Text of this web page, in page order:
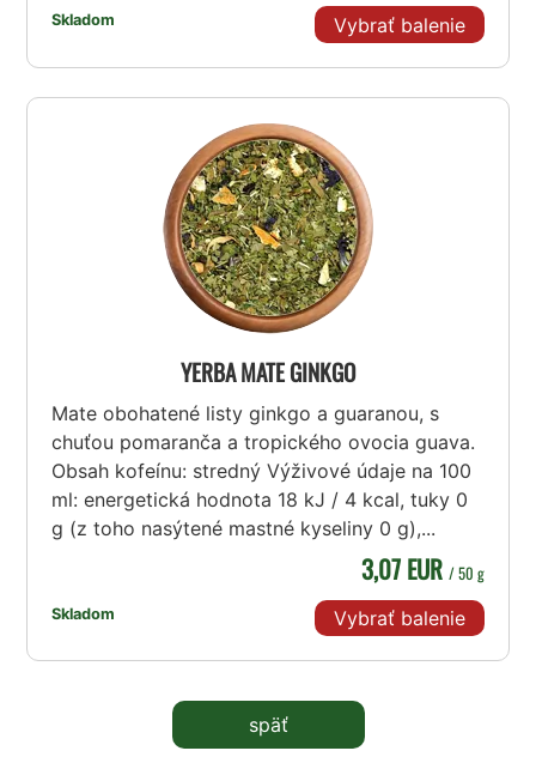
Skladom Vybrať balenie
YERBA MATE GINKGO
Mate obohatené listy ginkgo a guaranou, s
chuťou pomaranča a tropického ovocia guava.
Obsah kofeínu: stredný Výživové údaje na 100
ml: energetická hodnota 18 kJ / 4 kcal, tuky 0
g (z toho nasýtené mastné kyseliny 0 g),...
Skladom
3,07 EUR / 50 g
Vybrať balenie
späť